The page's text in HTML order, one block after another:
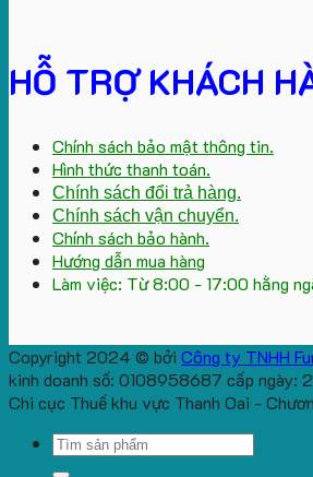
HỖ TRỢ KHÁCH
Chính sách bảo mật thông tin.
Hình thức thanh toán.
Chính sách đổi trả hàng.
Chính sách vận chuyển.
Chính sách bảo hành.
Hướng dẫn mua hàng
Làm việc: Từ 8:00 - 17:00 hằng
Copyright 2024 © bởi Công ty TNHH
kinh doanh số: 0108958687 cấp ngày:
Chi cục Thuế khu vực Thanh Oai -
Search
for: